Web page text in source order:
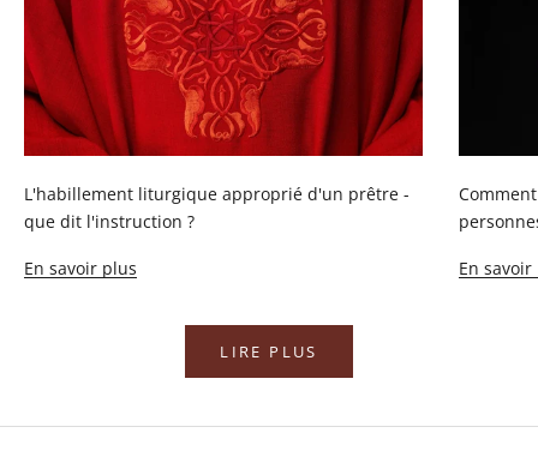
L'habillement liturgique approprié d'un prêtre -
que dit l'instruction ?
En savoir plus En savoir
LIRE PLUS